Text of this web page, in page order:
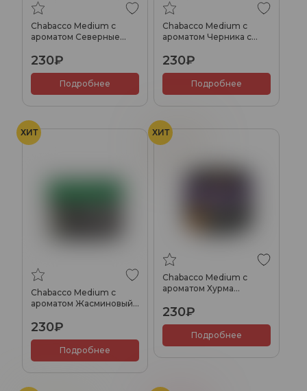
Chabacco Medium с
ароматом Северные
40гр.
230₽
Подробнее
Chabacco Medium с
ароматом Черника с
40гр.
230₽
Подробнее
ХИТ
Chabacco Medium с
ароматом Жасминовый
230₽
Подробнее
ХИТ
Хурма
Chabacco Medium с
ароматом Хурма
230₽
Подробнее